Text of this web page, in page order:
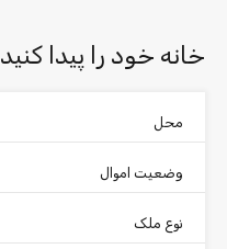
خانه خود را پیدا کنید
محل
وضعیت اموال
نوع ملک